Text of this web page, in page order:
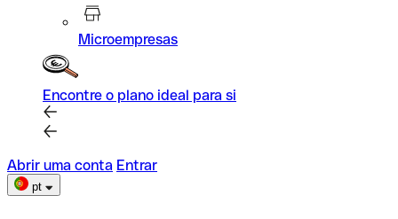
Microempresas
Encontre o plano ideal para si
Abrir uma conta Entrar
pt